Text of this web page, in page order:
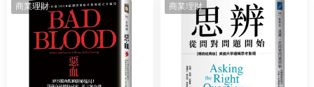
商業理財 商業理財